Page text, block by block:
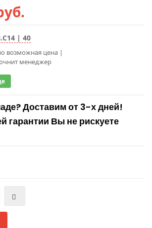
| 40
возможная цена |
менеджер
Доставим от 3-х дней!
гарантии Вы не рискуете